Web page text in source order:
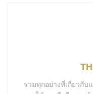
รวมทุกอย่างที่เกี่ยวกั